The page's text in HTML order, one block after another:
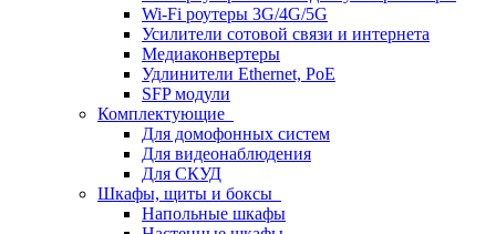
Wi-Fi роутеры 3G/4G/5G
Усилители сотовой связи и интернета
Медиаконвертеры
Удлинители Ethernet, PoE
SFP модули
Комплектующие
Для домофонных систем
Для видеонаблюдения
Для СКУД
Шкафы, щиты и боксы
Напольные шкафы